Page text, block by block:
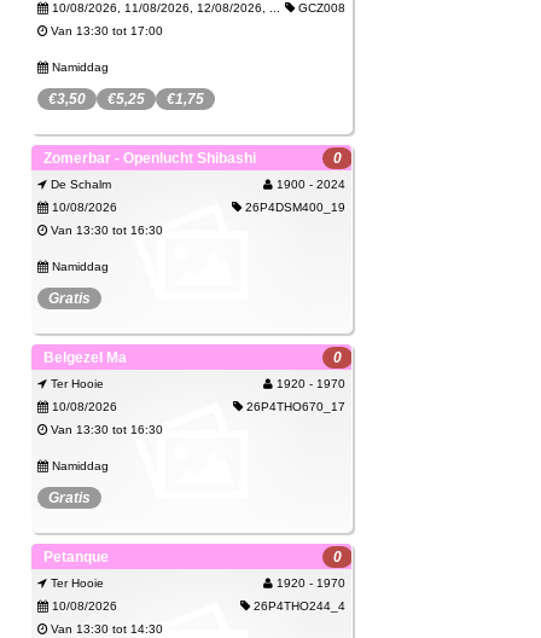
10/08/2026, 11/08/2026, 12/08/2026, ...
GCZ008
Van 13:30 tot 17:00
Namiddag
€3,50 €5,25 €1,75
Meer info over Grabbel & Co:
https://www.jeugdgenk.be/grabbelenco
THEMA = DE RUIMTE
Opvang nodig vóó
Lees meer
Inschrijven
Zomerbar - Openlucht Shibashi 0
De Schalm
1900 - 2024
10/08/2026
26P4DSM400_19
Van 13:30 tot 16:30
Namiddag
Gratis
Spijtig, deze activiteit kan je niet meer
boeken.
Bekijk
Belgezel Ma 0
Ter Hooie
1920 - 1970
10/08/2026
26P4THO670_17
Van 13:30 tot 16:30
Namiddag
Gratis
Spijtig, deze activiteit kan je niet meer
boeken.
Bekijk
Petanque 0
Ter Hooie
1920 - 1970
10/08/2026
26P4THO244_4
Van 13:30 tot 14:30